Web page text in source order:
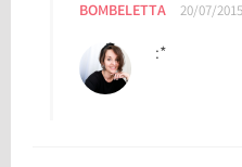
BOMBELETTA 20/07/
:*